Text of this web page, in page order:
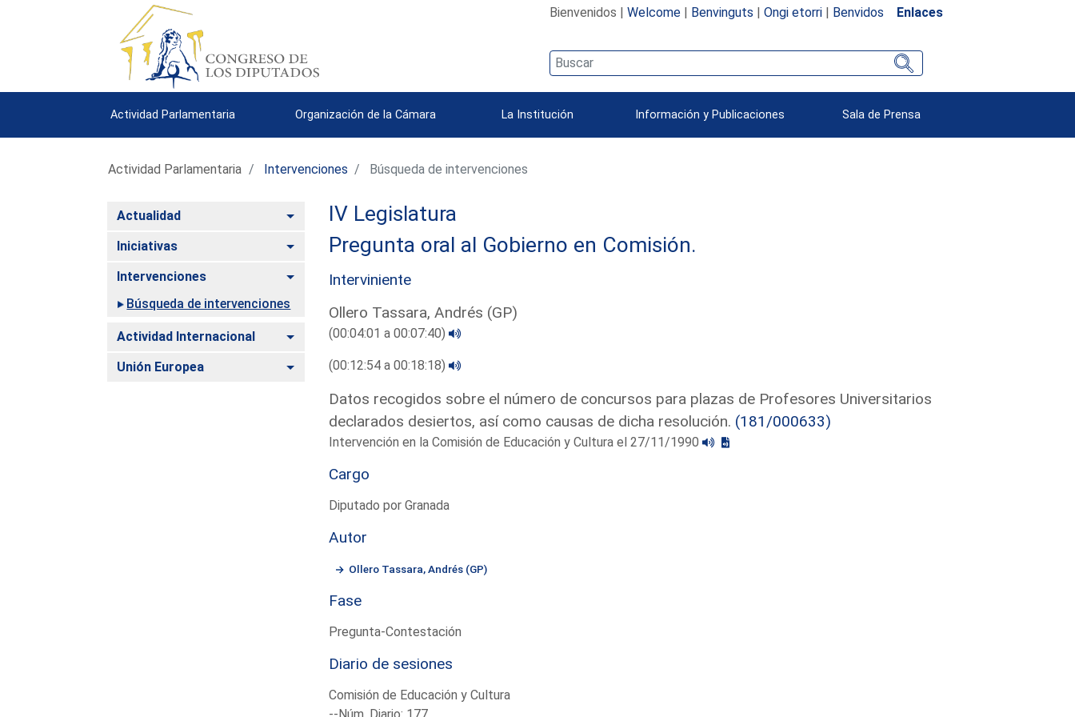
Bienvenidos | Welcome| Benvinguts | Ongi etorri| Benvidos Enlaces
Actividad Parlamentaria Organización de la Cámara La Institución Información y Publicaciones Sala de Prensa
Actividad Parlamentaria Intervenciones Búsqueda de intervenciones
Actualidad Alternar
Iniciativas Alternar
Intervenciones
Alternar
Búsqueda de intervenciones
Actividad Internacional Alternar
Unión Europea Alternar
IV Legislatura
Pregunta oral al Gobierno en Comisión.
Interviniente
Ollero Tassara, Andrés (GP)
(00:04:01 a 00:07:40)
(00:12:54 a 00:18:18)
Datos recogidos sobre el número de concursos para plazas de Profesores Universitarios
declarados desiertos, así como causas de dicha resolución. (181/000633)
Intervención en la Comisión de Educación y Cultura el 27/11/1990
Cargo
Diputado por Granada
Autor
Ollero Tassara, Andrés (GP)
Fase
Pregunta-Contestación
Diario de sesiones
Comisión de Educación y Cultura
--Núm. Diario: 177